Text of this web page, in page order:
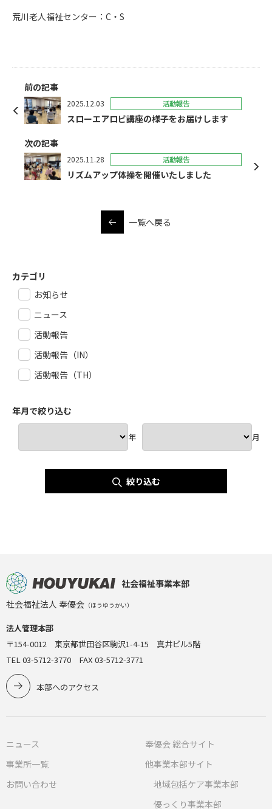
荒川老人福祉センター：C・S
前の記事
2025.12.03 活動報告
スローエアロビ講座の様子をお届けします
次の記事
2025.11.28 活動報告
リズムアップ体操を開催いたしました
一覧へ戻る
カテゴリ
お知らせ
ニュース
活動報告
活動報告（IN）
活動報告（TH）
年月で絞り込む
年 月
絞り込む
社会福祉事業本部
社会福祉法人 奉優会 （ほうゆうかい）
法人管理本部
〒154-0012 東京都世田谷区駒沢1-4-15 真井ビル5階
TEL 03-5712-3770 FAX 03-5712-3771
本部へのアクセス
ニュース
事業所一覧
お問い合わせ
奉優会 総合サイト
他事業本部サイト
地域包括ケア事業本部
優っくり事業本部